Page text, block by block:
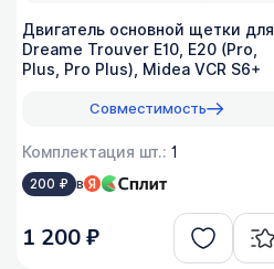
Двигатель основной щетки для
Dreame Trouver E10, E20 (Pro,
Plus, Pro Plus), Midea VCR S6+
Совместимость
Комплектация шт.: 1
200 ₽ в
1 200 ₽